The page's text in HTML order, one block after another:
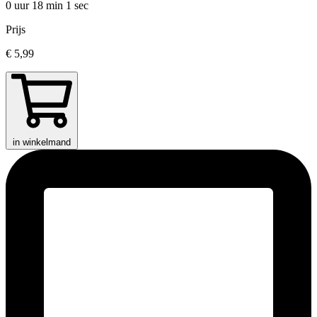
0 uur 18 min 1 sec
Prijs
€ 5,99
in winkelmand